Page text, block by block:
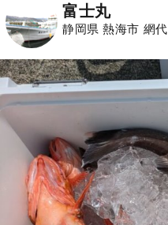
富士丸
静岡県 熱海市 網